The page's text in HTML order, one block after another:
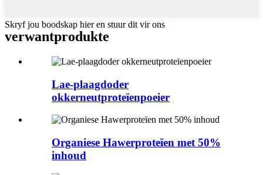
Skryf jou boodskap hier en stuur dit vir ons
verwantprodukte
Lae-plaagdoder
okkerneutproteïenpoeier
Organiese Hawerproteïen met 50%
inhoud